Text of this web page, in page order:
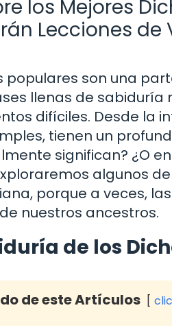
los Mejores
Lecciones de
populares son una
llenas de sabiduría
difíciles. Desde la
tienen un
significan? ¿O
algunos
porque a veces,
nuestros ancestros.
de los
de este Artículos